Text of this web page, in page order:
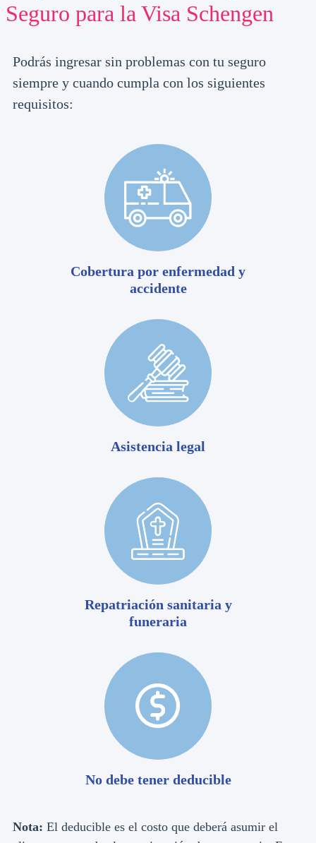
Seguro para la Visa Schengen
Podrás ingresar sin problemas con tu seguro
siempre y cuando cumpla con los siguientes
requisitos:​​​​​​​
Cobertura por enfermedad y
accidente
Asistencia legal
Repatriación sanitaria y
funeraria
No debe tener deducible
Nota: El deducible es el costo que deberá asumir el